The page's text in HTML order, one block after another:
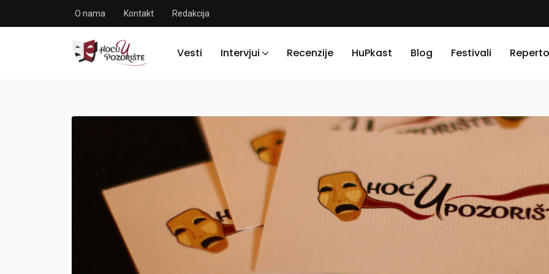
O nama Kontakt Redakcija
Vesti Intervjui Recenzije HuPkast Blog Festivali